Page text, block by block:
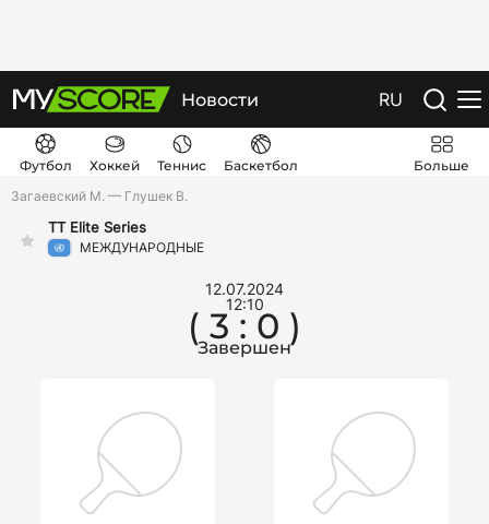
Новости RU
Футбол Хоккей Теннис Баскетбол
Больше
Загаевский М. — Глушек В.
МЕЖДУНАРОДНЫЕ
TT Elite Series
12.07.2024
12:10
( 3 : 0 )
Завершен